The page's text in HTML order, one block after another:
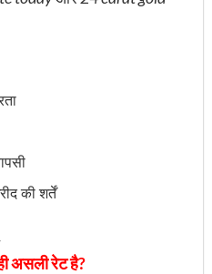
की शर्तें
असली रेट है?